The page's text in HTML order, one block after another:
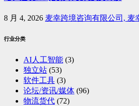
8 月 4, 2026 麦幸跨境咨询有限公司, 麦
行业分类
AI人工智能 (3)
独立站 (53)
软件工具 (3)
论坛/资讯/媒体 (96)
物流货代 (72)